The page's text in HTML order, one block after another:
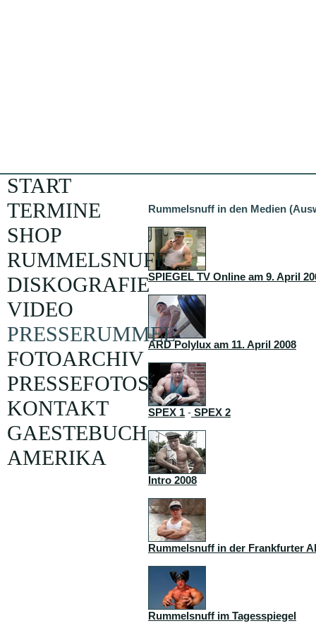
Rummelsnuff in den Medien
SPIEGEL TV Online am 9. April
ARD Polylux am 11. April 2008
SPEX 1 - SPEX 2
Intro 2008
Rummelsnuff in der Frankfurter
Rummelsnuff im Tagesspiegel
START
TERMINE
SHOP
RUMMELSNUFF
DISKOGRAFIE
VIDEO
PRESSERUMMEL
FOTOARCHIV
PRESSEFOTOS
KONTAKT
GAESTEBUCH
AMERIKA